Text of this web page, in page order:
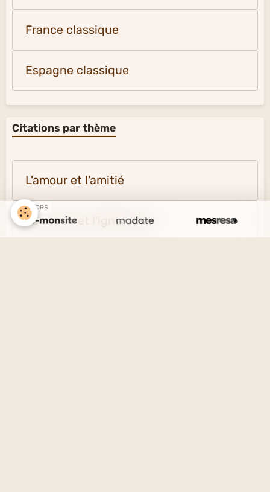
France classique
Espagne classique
Citations par thème
L'amour et l'amitié
Le savoir et l'ignorance
SPONSORS